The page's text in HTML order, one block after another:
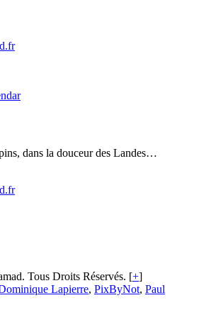
dans la douceur des Landes…
Tous Droits Réservés. [+]
Lapierre, PixByNot, Paul